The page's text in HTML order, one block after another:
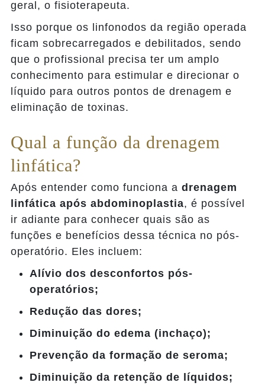
geral, o fisioterapeuta.
Isso porque os linfonodos da região operada
ficam sobrecarregados e debilitados, sendo
que o profissional precisa ter um amplo
conhecimento para estimular e direcionar o
líquido para outros pontos de drenagem e
eliminação de toxinas.
Qual a função da drenagem
linfática?
Após entender como funciona a drenagem
linfática após abdominoplastia, é possível
ir adiante para conhecer quais são as
funções e benefícios dessa técnica no pós-
operatório. Eles incluem:
Alívio dos desconfortos pós-
operatórios;
Redução das dores;
Diminuição do edema (inchaço);
Prevenção da formação de seroma;
Diminuição da retenção de líquidos;